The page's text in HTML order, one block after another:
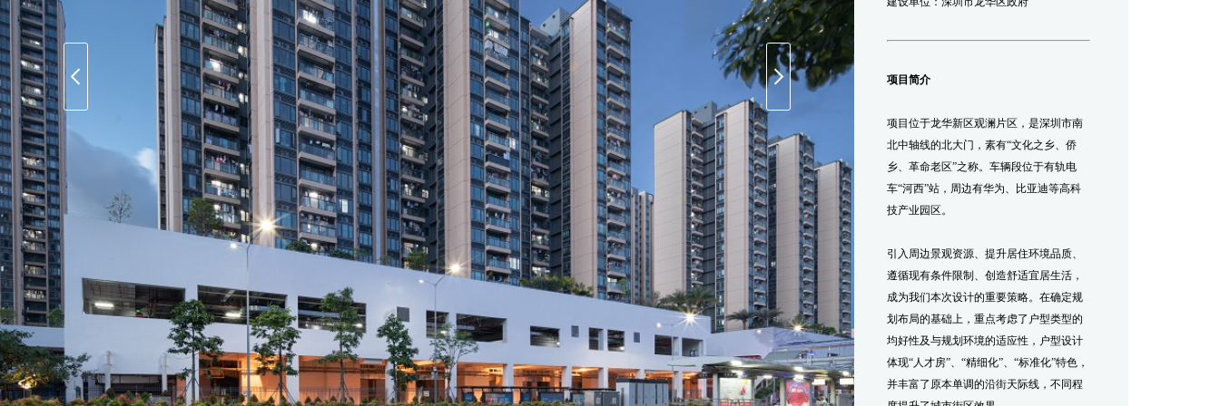
项目简介
项目位于龙华新区观澜片区，是深圳市南
北中轴线的北大门，素有“文化之乡、侨
乡、革命老区”之称。车辆段位于有轨电
车“河西”站，周边有华为、比亚迪等高科
技产业园区。
引入周边景观资源、提升居住环境品质、
遵循现有条件限制、创造舒适宜居生活，
成为我们本次设计的重要策略。在确定规
划布局的基础上，重点考虑了户型类型的
均好性及与规划环境的适应性，户型设计
体现“人才房”、“精细化”、“标准化”特色，
并丰富了原本单调的沿街天际线，不同程